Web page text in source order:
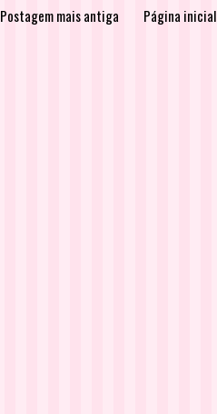
Postagem mais antiga Página inicial